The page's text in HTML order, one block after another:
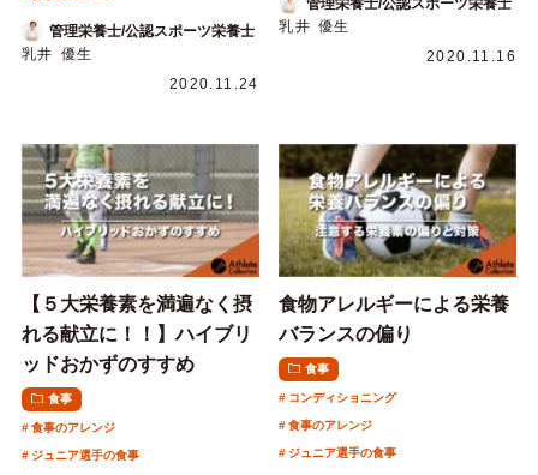
管理栄養士/公認スポーツ栄養士
乳井 優生
2020.11.24
管理栄養士/公認スポーツ栄養士
乳井 優生
2020.11.16
【５大栄養素を満遍なく摂
れる献立に！！】ハイブリ
ッドおかずのすすめ
食事
食事のアレンジ
ジュニア選手の食事
食物アレルギーによる栄養
バランスの偏り
食事
コンディショニング
食事のアレンジ
ジュニア選手の食事